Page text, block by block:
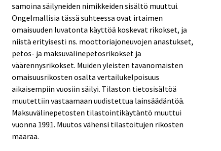
samoina säilyneiden nimikkeiden sisältö muuttui.
Ongelmallisia tässä suhteessa ovat irtaimen
omaisuuden luvatonta käyttöä koskevat rikokset, ja
niistä erityisesti ns. moottoriajoneuvojen anastukset,
petos- ja maksuvälinepetosrikokset ja
väärennysrikokset. Muiden yleisten tavanomaisten
omaisuusrikosten osalta vertailukelpoisuus
aikaisempiin vuosiin säilyi. Tilaston tietosisältöä
muutettiin vastaamaan uudistettua lainsäädäntöä.
Maksuvälinepetosten tilastointikäytäntö muuttui
vuonna 1991. Muutos vähensi tilastoitujen rikosten
määrää.